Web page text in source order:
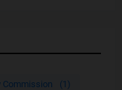
Commission (1)